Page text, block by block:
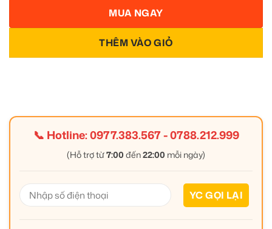
THÊM VÀO GIỎ
MUA NGAY
📞 Hotline:0977.383.567-0788.212.999
(Hỗ trợ từ7:00 đến22:00 mỗi ngày)